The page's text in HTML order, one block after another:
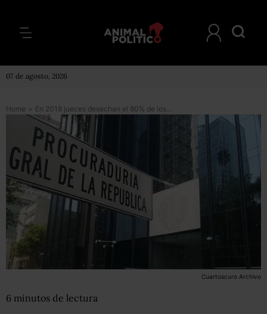
07 de agosto, 2026
Home > En 2018 jueces desechan el 80% de los casos que envía la PGR; seis veces más que al inicio del sexenio
Cuartoscuro Archivo
6 minutos de lectura